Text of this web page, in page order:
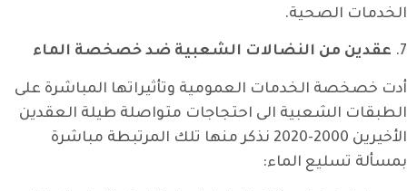
الخدمات الصحية.
7. عقدين من النضالات الشعبية ضد خصخصة الماء
أدت خصخصة الخدمات العمومية وتأثيراتها المباشرة على
الطبقات الشعبية الى احتجاجات متواصلة طيلة العقدين
الأخيرين 2000-2020 نذكر منها تلك المرتبطة مباشرة
بمسألة تسليع الماء: